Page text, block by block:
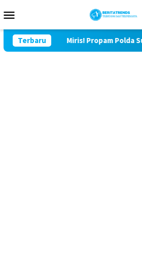
ke
Mobile
TerbaruMiris! Propam Polda Sumut